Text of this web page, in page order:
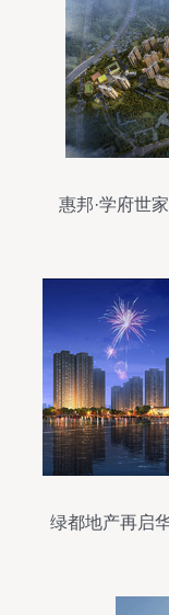
惠邦·学府世
绿都地产再启